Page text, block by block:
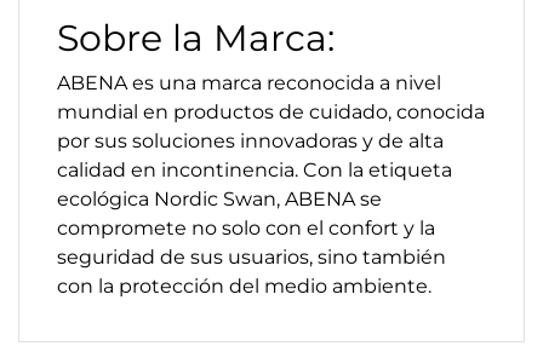
Sobre la Marca:
ABENA es una marca reconocida a nivel
mundial en productos de cuidado, conocida
por sus soluciones innovadoras y de alta
calidad en incontinencia. Con la etiqueta
ecológica Nordic Swan, ABENA se
compromete no solo con el confort y la
seguridad de sus usuarios, sino también
con la protección del medio ambiente.